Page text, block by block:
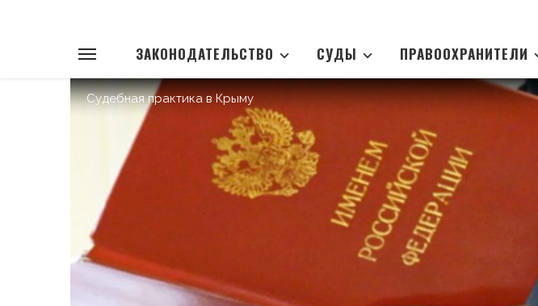
ЗАКОНОДАТЕЛЬСТВО СУДЫ ПРАВООХРАНИТЕЛИ
Судебная практика в Крыму